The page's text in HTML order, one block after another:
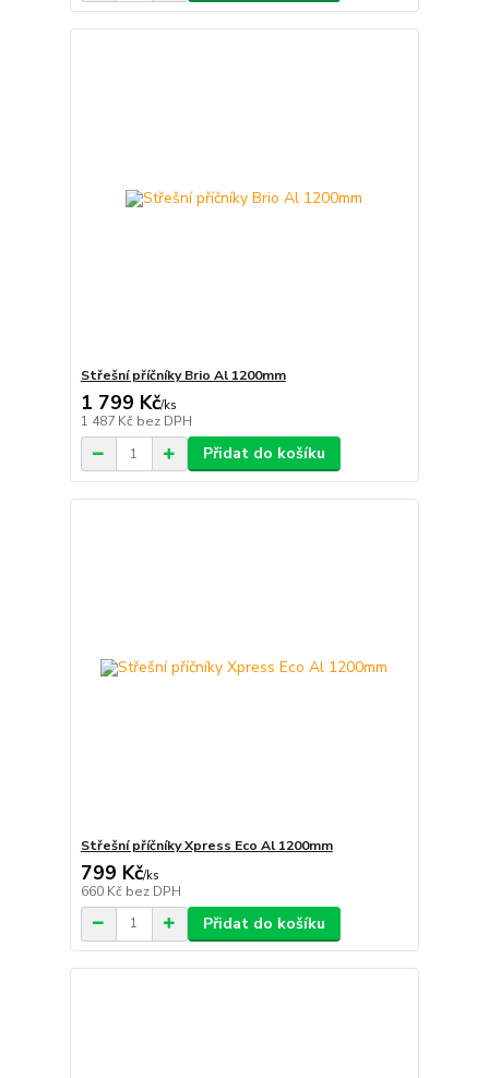
Střešní příčníky Brio Al 1200mm
1 799 Kč/ks
1 487 Kč bez DPH
Přidat do košíku
Střešní příčníky Xpress Eco Al 1200mm
799 Kč/ks
660 Kč bez DPH
Přidat do košíku